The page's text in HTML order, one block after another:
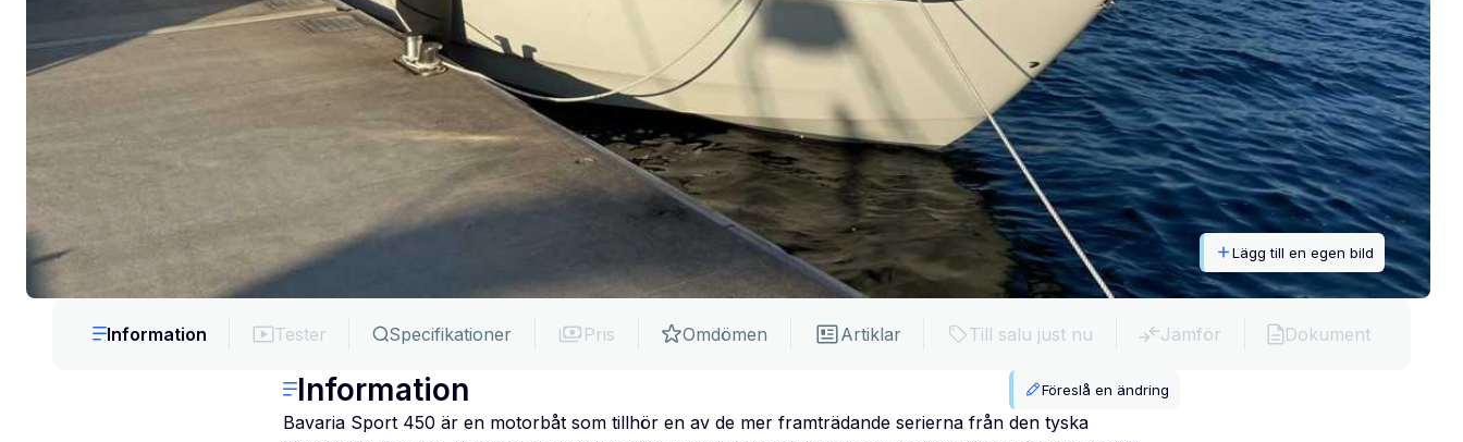
Lägg till en egen bild
Information Tester Specifikationer Pris Omdömen Artiklar Till salu just nu Jämför Dokument
Information Föreslå en ändring
Bavaria Sport 450 är en motorbåt som tillhör en av de mer framträdande serierna från den tyska